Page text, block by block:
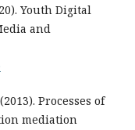
Youth Digital
and
Processes of
mediation